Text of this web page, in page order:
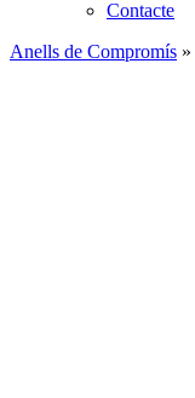
Contacte
Anells de Compromís »